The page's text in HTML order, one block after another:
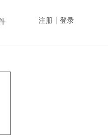
注册 登录